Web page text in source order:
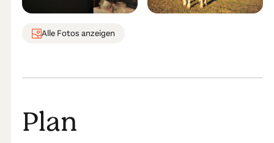
Alle Fotos anzeigen
Plan